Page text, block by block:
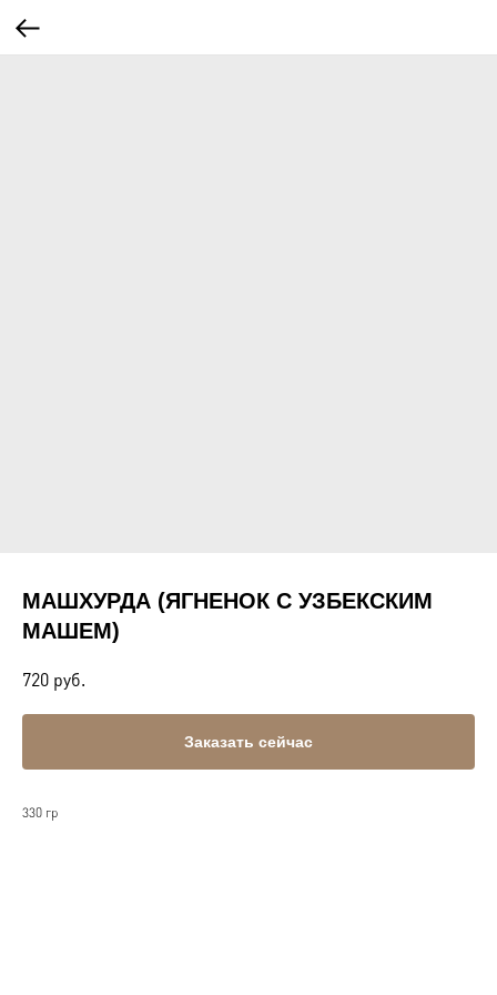
МАШХУРДА (ЯГНЕНОК С УЗБЕКСКИМ
МАШЕМ)
720 руб.
Заказать сейчас
330 гр